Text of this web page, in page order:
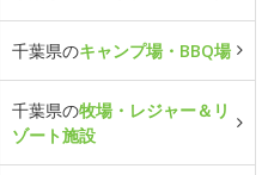
千葉県のキャンプ場・BBQ場
千葉県の牧場・レジャー＆リ
ゾート施設